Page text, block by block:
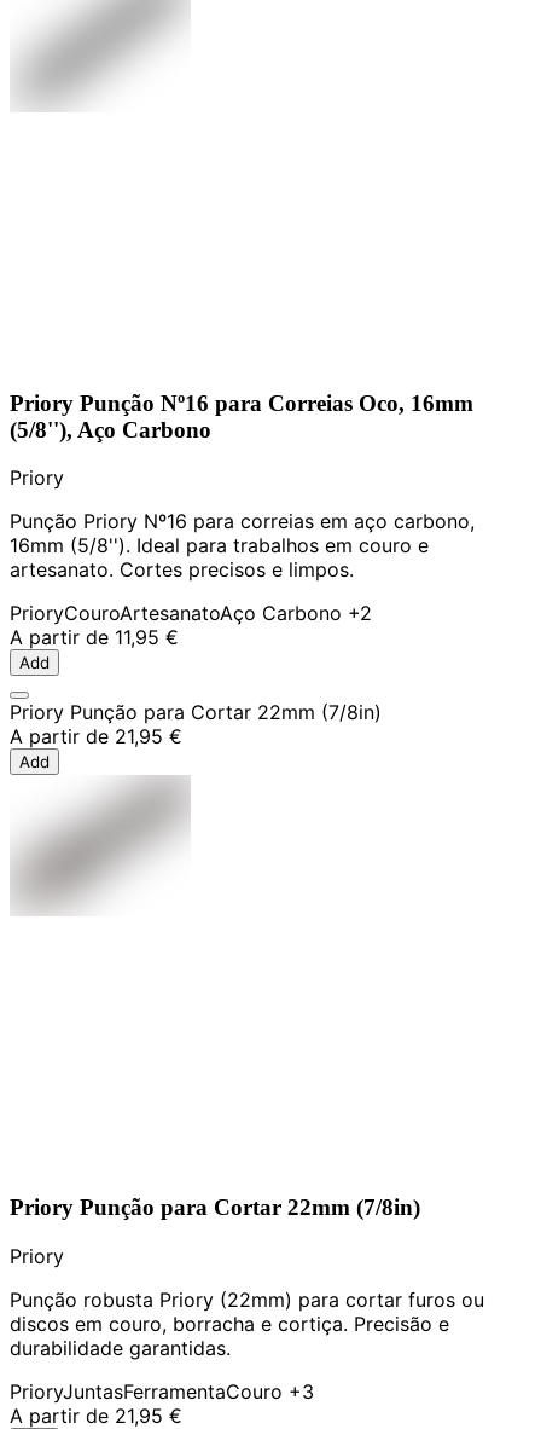
Priory Punção Nº16 para Correias Oco, 16mm
(5/8''), Aço Carbono
Priory
Punção Priory Nº16 para correias em aço carbono,
16mm (5/8''). Ideal para trabalhos em couro e
artesanato. Cortes precisos e limpos.
PrioryCouroArtesanatoAço Carbono +2
A partir de 11,95 €
Add
Priory Punção para Cortar 22mm (7/8in)
A partir de 21,95 €
Add
Priory Punção para Cortar 22mm (7/8in)
Priory
Punção robusta Priory (22mm) para cortar furos ou
discos em couro, borracha e cortiça. Precisão e
durabilidade garantidas.
PrioryJuntasFerramentaCouro +3
A partir de 21,95 €